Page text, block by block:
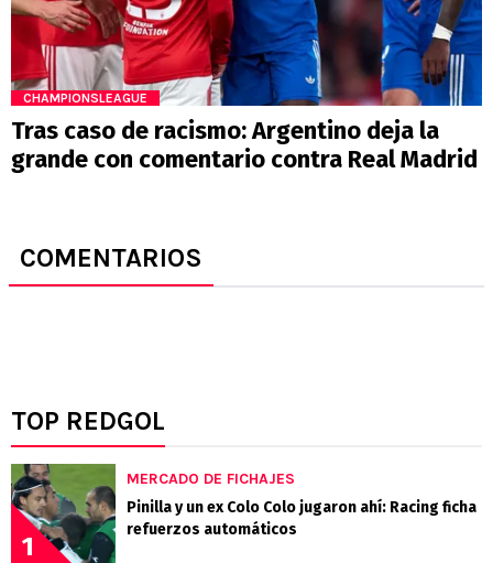
CHAMPIONSLEAGUE
Tras caso de racismo: Argentino deja la
grande con comentario contra Real Madrid
COMENTARIOS
TOP REDGOL
1
MERCADO DE FICHAJES
Pinilla y un ex Colo Colo jugaron ahí: Racing ficha
refuerzos automáticos